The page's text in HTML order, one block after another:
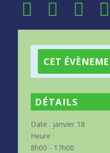
CET
DÉTAILS
Date : janvier 18
Heure :
8h00 - 17h00